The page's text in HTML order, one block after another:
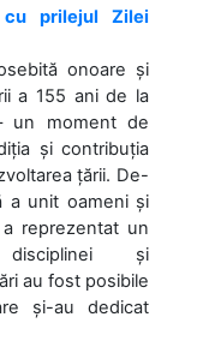
prilejul Zilei
onoare și
a 155 ani de la
un moment de
și contribuția
țării. De-
a unit oameni și
reprezentat un
și
au fost posibile
și-au dedicat